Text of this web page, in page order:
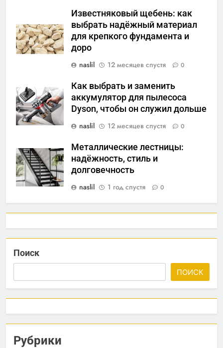
Известняковый щебень: как
выбрать надёжный материал
для крепкого фундамента и
доро
naslil
12 месяцев спустя 0
Как выбрать и заменить
аккумулятор для пылесоса
Dyson, чтобы он служил дольше
naslil
12 месяцев спустя 0
Металлические лестницы:
надёжность, стиль и
долговечность
naslil
1 год спустя 0
Поиск
ПОИСК
Рубрики